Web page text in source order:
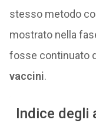
stesso metodo
mostrato nella
fosse continuato
vaccini.
Indice degli